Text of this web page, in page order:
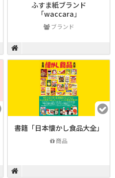
ふすま紙ブランド
「waccara」
ブランド
書籍「日本懐かし食品大全」
商品